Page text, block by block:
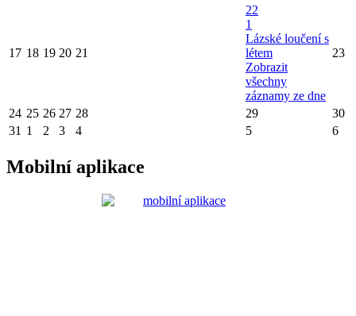
17 18 19 20 21
22
1
Lázské loučení s
létem
Zobrazit
všechny
záznamy ze dne
23
24 25 26 27 28 29
30
31 1 2 3 4 5 6
Mobilní aplikace